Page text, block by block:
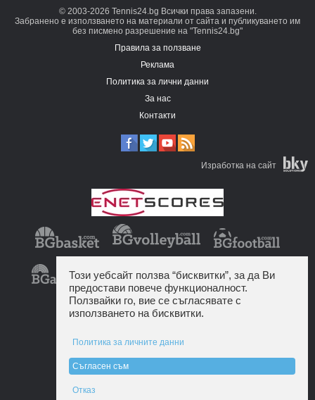
© 2003-2026 Tennis24.bg Всички права запазени.
Забранено е използването на материали от сайта и публикуването им
без писмено разрешение на "Tennis24.bg"
Правила за ползване
Реклама
Политика за лични данни
За нас
Контакти
Изработка на сайт
Този уебсайт ползва “бисквитки”, за да Ви
предостави повече функционалност.
Ползвайки го, вие се съгласявате с
използването на бисквитки.
Политика за личните данни
Съгласен съм
Отказ